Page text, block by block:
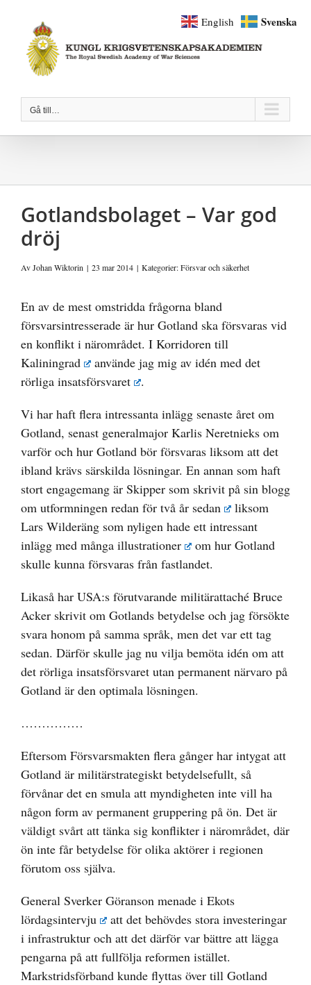
innehållet
Gå till…
Gotlandsbolaget – Var god
dröj
AvJohan Wiktorin | 23 mar 2014 | Kategorier:Försvar och säkerhet
En av de mest omstridda frågorna bland
försvarsintresserade är hur Gotland ska försvaras vid
en konflikt i närområdet. I Korridoren till
Kaliningrad
använde jag mig avidén med det
rörliga insatsförsvaret
.
Vi har haft flera intressanta inlägg senaste året om
Gotland, senast generalmajor Karlis Neretnieks om
varför och hur Gotland bör försvaras liksom att det
ibland krävs särskilda lösningar. En annan som haft
stort engagemang är Skipper som skrivit på sin blogg
om utformningen redan för två år sedan
liksom
Lars Wilderäng som nyligen hade ett intressant
inlägg med många illustrationer
om hur Gotland
skulle kunna försvaras från fastlandet.
Likaså har USA:s förutvarande militärattaché Bruce
Acker skrivit om Gotlands betydelse och jag försökte
svara honom på samma språk, men det var ett tag
sedan. Därför skulle jag nu vilja bemöta idén om att
det rörliga insatsförsvaret utan permanent närvaro på
Gotland är den optimala lösningen.
……………
Eftersom Försvarsmakten flera gånger har intygat att
Gotland är militärstrategiskt betydelsefullt, så
förvånar det en smula att myndigheten inte vill ha
någon form av permanent gruppering på ön. Det är
väldigt svårt att tänka sig konflikter i närområdet, där
ön inte får betydelse för olika aktörer i regionen
förutom oss själva.
General Sverker Göranson menade i Ekots
lördagsintervju
att det behövdes stora investeringar
i infrastruktur och att det därför var bättre att lägga
pengarna på att fullfölja reformen istället.
Markstridsförband kunde flyttas över till Gotland
English Svenska